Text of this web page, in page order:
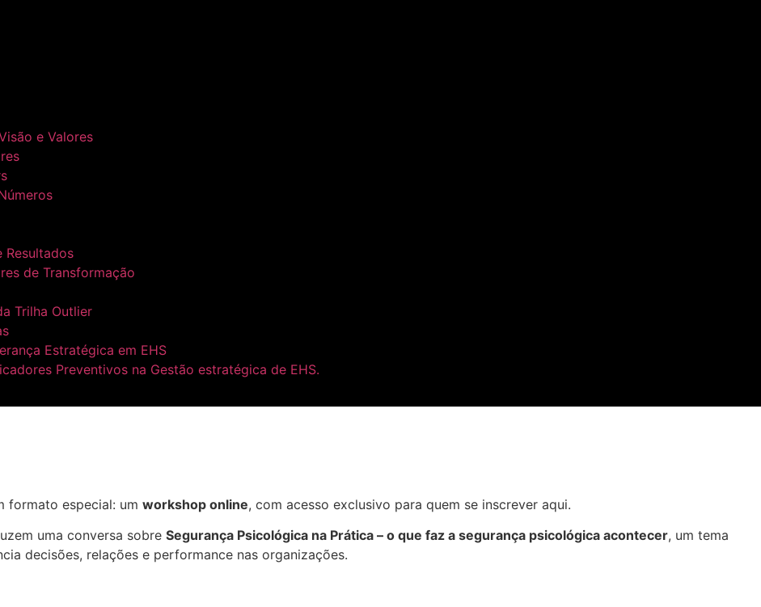
e Valores
Resultados
de Transformação
Trilha Outlier
Estratégica em EHS
Preventivos na Gestão estratégica de EHS.
formato especial: um workshop online, com acesso exclusivo para quem se inscrever aqui.
uma conversa sobre Segurança Psicológica na Prática – o que faz a segurança psicológica acontecer, um tema
decisões, relações e performance nas organizações.